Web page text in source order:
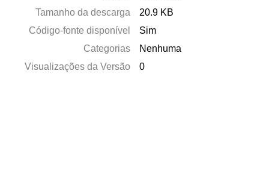
Tamanho da descarga
20.9 KB
Código-fonte disponível
Sim
Categorias
Nenhuma
Visualizações da Versão
0